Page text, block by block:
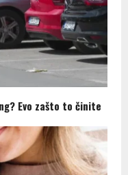
Evo zašto to činite